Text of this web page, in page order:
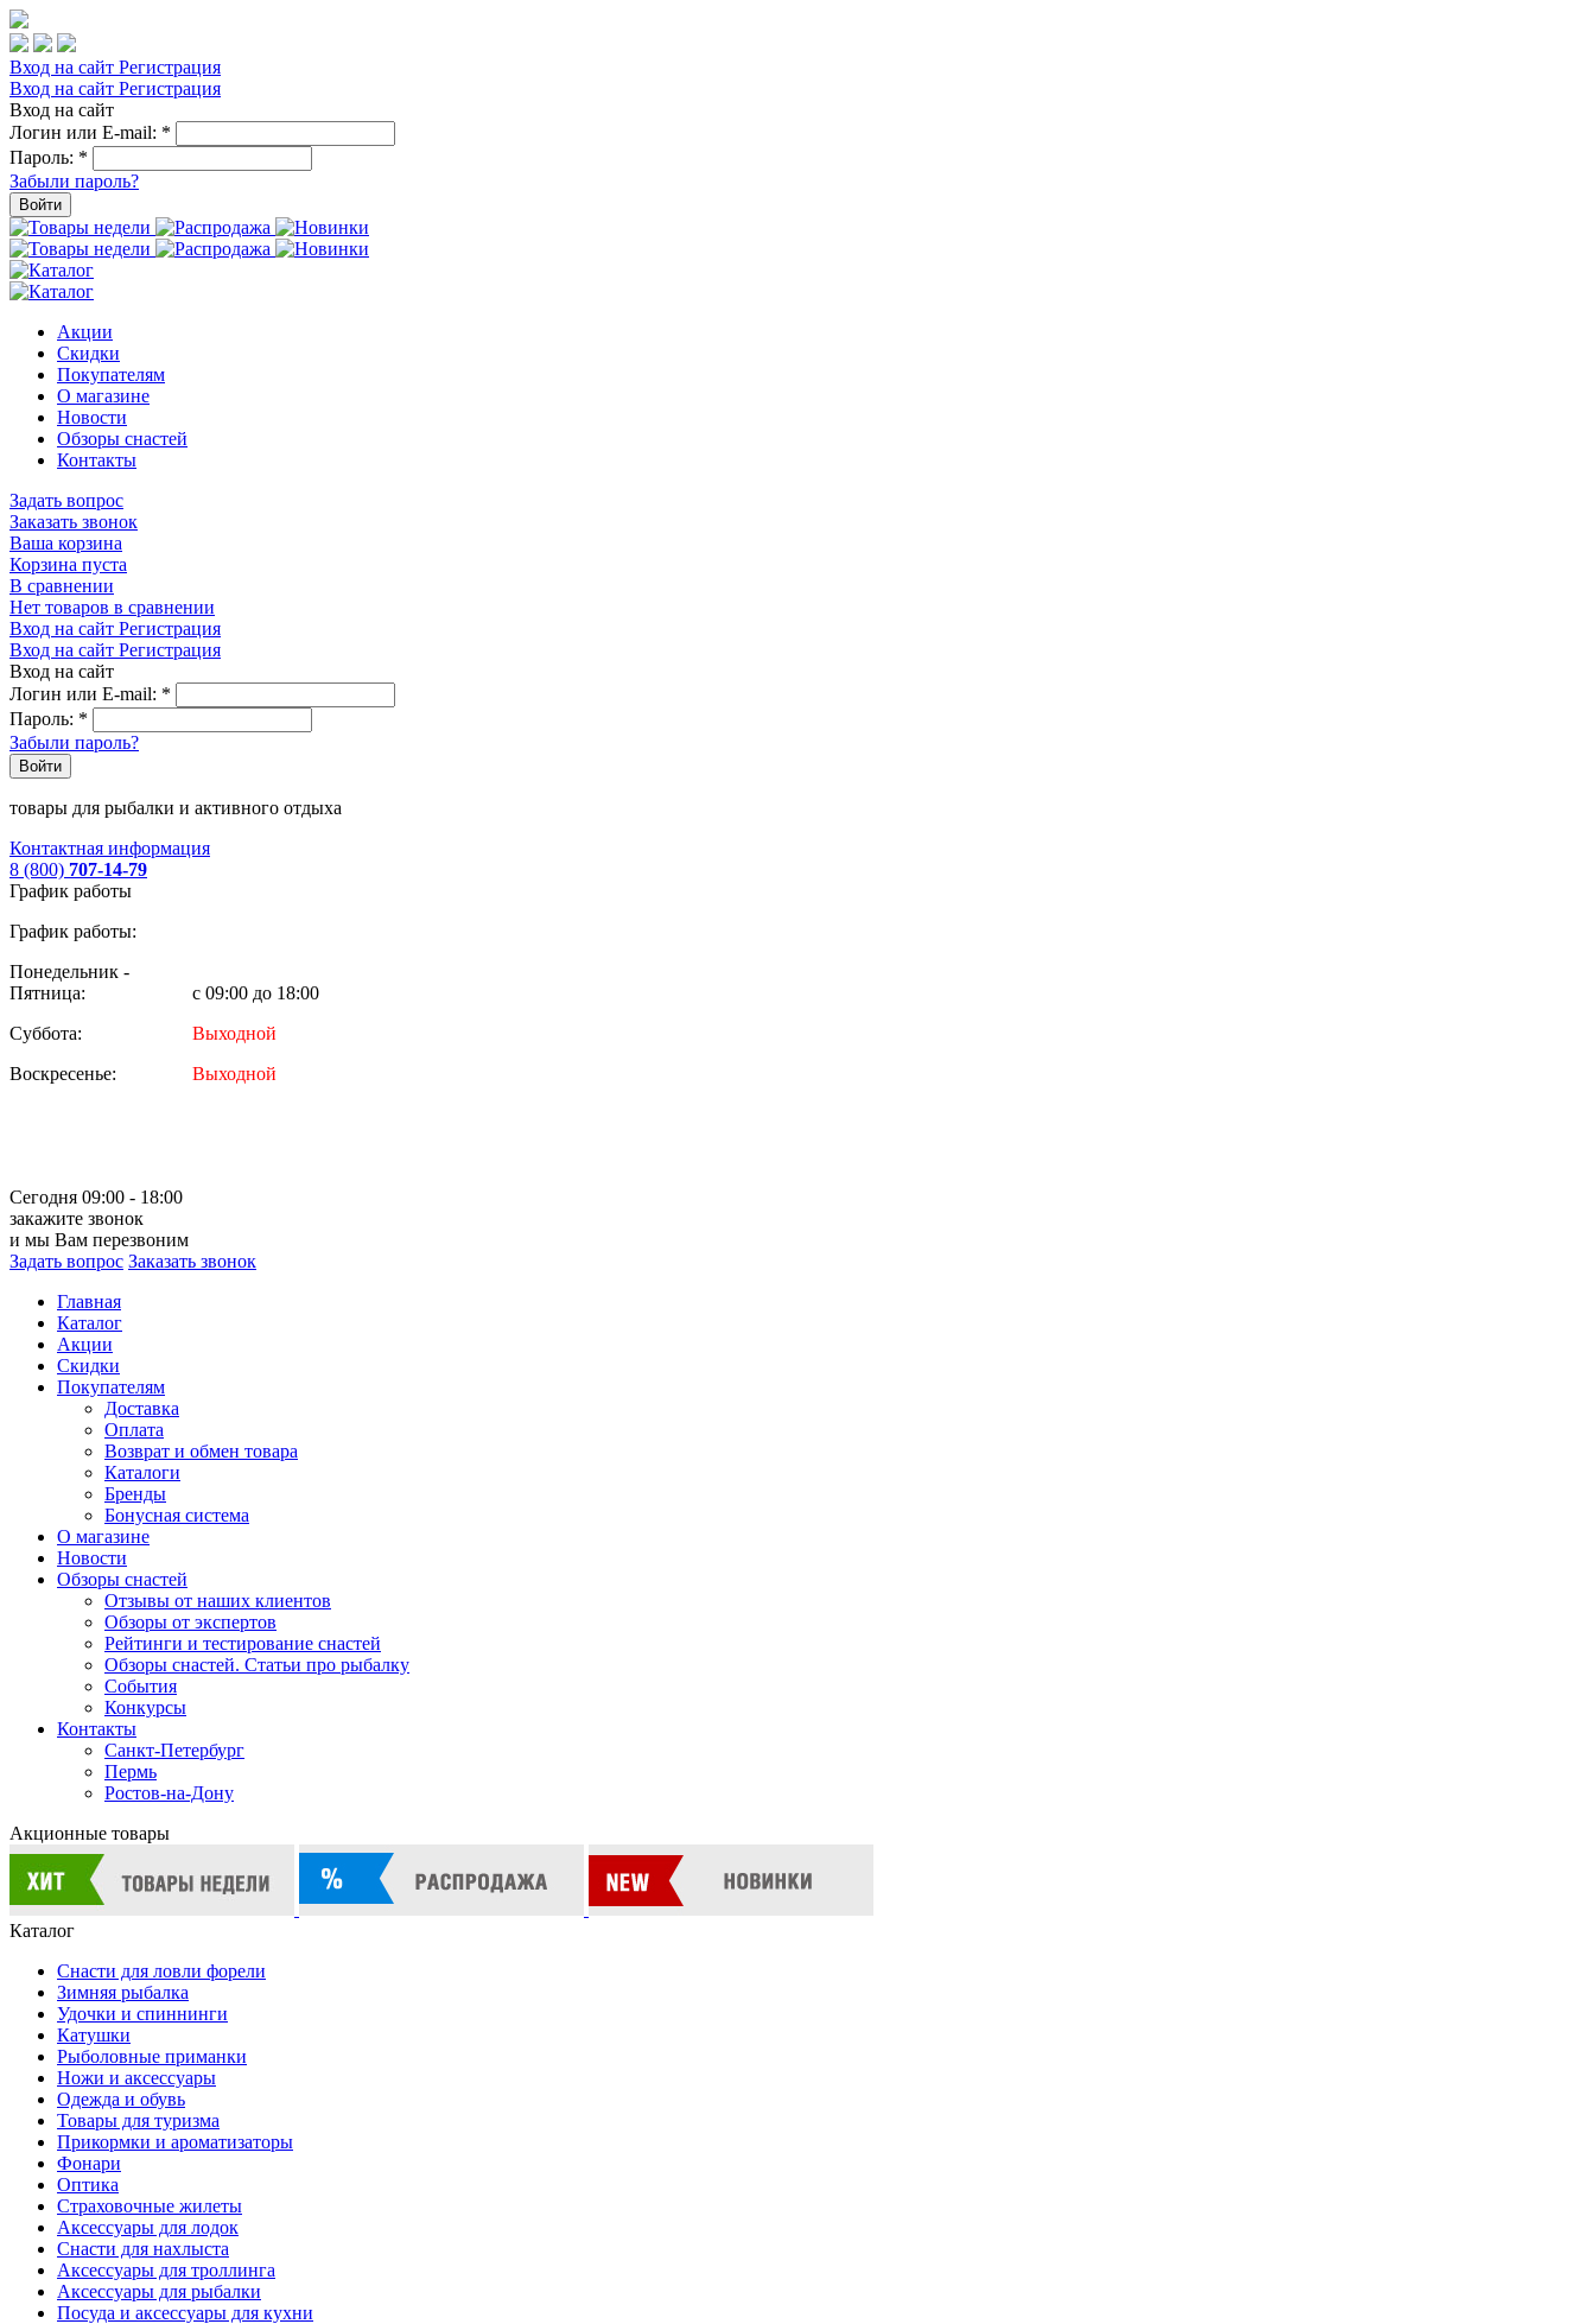
Вход на сайт Регистрация
Вход на сайт Регистрация
Вход на сайт
Логин или E-mail: *
Пароль: *
Забыли пароль?
Войти
Акции
Скидки
Покупателям
О магазине
Новости
Обзоры снастей
Контакты
Задать вопрос
Заказать звонок
Ваша корзина
Корзина пуста
В сравнении
Нет товаров в сравнении
Вход на сайт Регистрация
Вход на сайт Регистрация
Вход на сайт
Логин или E-mail: *
Пароль: *
Забыли пароль?
Войти
товары для рыбалки и активного отдыха
Контактная информация
8 (800) 707-14-79
График работы
График работы:
Понедельник -
Пятница:
с 09:00 до 18:00
Суббота:
Выходной
Воскресенье:
Выходной
Сегодня 09:00 - 18:00
закажите звонок
и мы Вам перезвоним
Задать вопрос Заказать звонок
Главная
Каталог
Акции
Скидки
Покупателям
Доставка
Оплата
Возврат и обмен товара
Каталоги
Бренды
Бонусная система
О магазине
Новости
Обзоры снастей
Отзывы от наших клиентов
Обзоры от экспертов
Рейтинги и тестирование снастей
Обзоры снастей. Статьи про рыбалку
События
Конкурсы
Контакты
Санкт-Петербург
Пермь
Ростов-на-Дону
Акционные товары
Каталог
Снасти для ловли форели
Зимняя рыбалка
Удочки и спиннинги
Катушки
Рыболовные приманки
Ножи и аксессуары
Одежда и обувь
Товары для туризма
Прикормки и ароматизаторы
Фонари
Оптика
Страховочные жилеты
Аксессуары для лодок
Снасти для нахлыста
Аксессуары для троллинга
Аксессуары для рыбалки
Посуда и аксессуары для кухни